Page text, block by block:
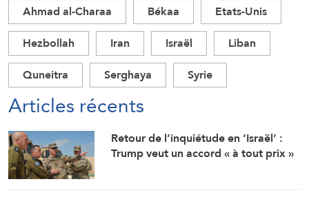
Ahmad al-Charaa Békaa
Etats-Unis
Hezbollah
Iran Israël
Liban
Quneitra
Serghaya Syrie
Articles récents
Retour de l’inquiétude en ‘Israël’ :
Trump veut un accord « à tout prix »